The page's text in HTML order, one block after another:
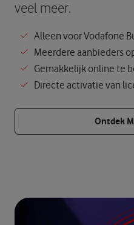
veel meer.
Alleen voor Vodafone
Meerdere aanbieders
Gemakkelijk online te
Directe activatie van
Ontdek
Oeps, we zijn er even niet